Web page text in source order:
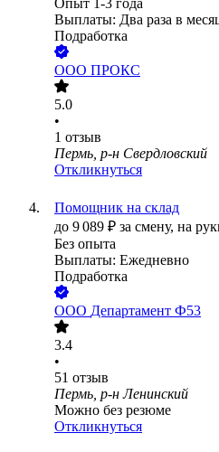
Опыт 1-3 года
Выплаты: Два раза в
Подработка
ООО ПРОКС
5.0
•
1 отзыв
Пермь, р-н Свердловский
Откликнуться
Помощник на склад
до 9 089 ₽ за смену, на
Без опыта
Выплаты: Ежедневно
Подработка
ООО Департамент Ф53
3.4
•
51 отзыв
Пермь, р-н Ленинский
Можно без резюме
Откликнуться